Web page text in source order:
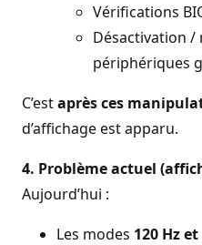
Vérifications
Désactivation /
périphériques
C’estaprès ces
d’affichage est apparu.
4. Problème actuel
Aujourd’hui :
Les modes 120 Hz